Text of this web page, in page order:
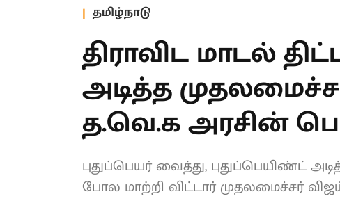
தமிழ்நாடு
திராவிட மாடல்
அடித்த
த.வெ.க அரசின்
புதுப்பெயர் வைத்து, புதுப்பெயிண்ட்
கட்டியது போல மாற்றி விட்டார்